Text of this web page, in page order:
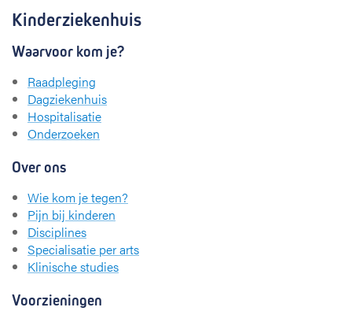
Kinderziekenhuis
Waarvoor kom je?
Raadpleging
Dagziekenhuis
Hospitalisatie
Onderzoeken
Over ons
Wie kom je tegen?
Pijn bij kinderen
Disciplines
Specialisatie per arts
Klinische studies
Voorzieningen